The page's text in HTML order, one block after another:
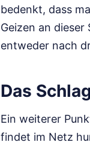
bedenkt, dass
Geizen an
entweder nach
Das
Ein weiterer
findet im Netz